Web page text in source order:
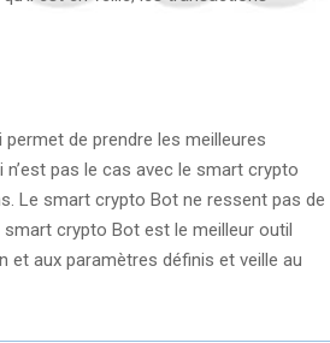
de prendre les meilleures
pas le cas avec le smart crypto
Le smart crypto Bot ne ressent pas de
crypto Bot est le meilleur outil
et aux paramètres définis et veille au